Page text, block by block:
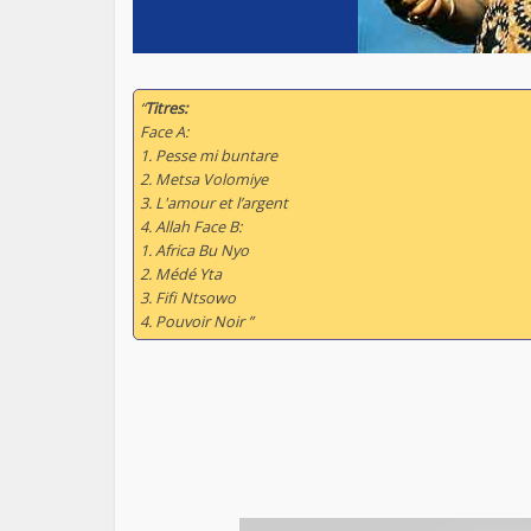
“Titres:
Face A:
1. Pesse mi buntare
2. Metsa Volomiye
3. L'amour et l’argent
4. Allah Face B:
1. Africa Bu Nyo
2. Médé Yta
3. Fifi Ntsowo
4. Pouvoir Noir ”